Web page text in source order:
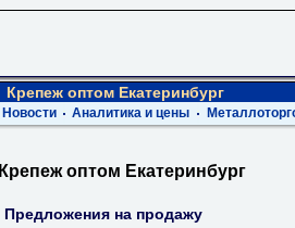
Крепеж оптом Екатеринбург
Новости Аналитика и цены
Крепеж оптом Екатеринбург
Предложения на продажу